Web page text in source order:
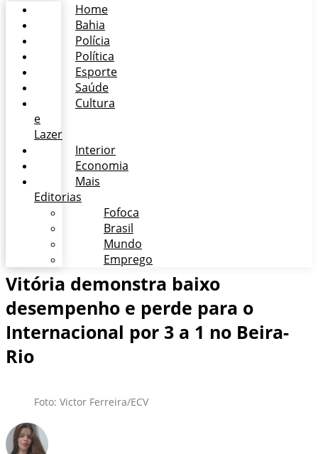
Home
Bahia
Polícia
Política
Esporte
Saúde
Cultura
e
Lazer
Interior
Economia
Mais
Editorias
Fofoca
Brasil
Mundo
Emprego
Vitória demonstra baixo
desempenho e perde para o
Internacional por 3 a 1 no Beira-
Rio
Foto: Victor Ferreira/ECV